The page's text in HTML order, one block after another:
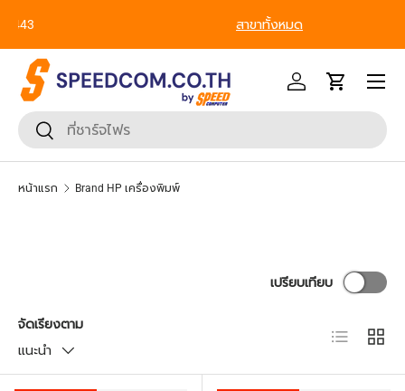
From Gadgets to Enterprise, We’ve Got IT All. - ครบที่สุด ทุก
ค้นหา
ยืนยันการค้นหา
เข้าสู่ระบบรถเข็น
หน้าเมนู
หน้าแรก Brand HP เครื่องพิมพ์
จัดเรียงตาม
แนะนำ
เปรียบเทียบ
มุมมองราย
ตาราง